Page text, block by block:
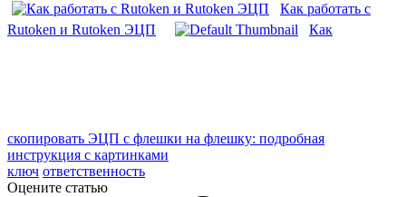
Как работать с
Rutoken и Rutoken ЭЦП
Как
скопировать ЭЦП с флешки на флешку: подробная
инструкция с картинками
ключ ответственность
Оцените статью